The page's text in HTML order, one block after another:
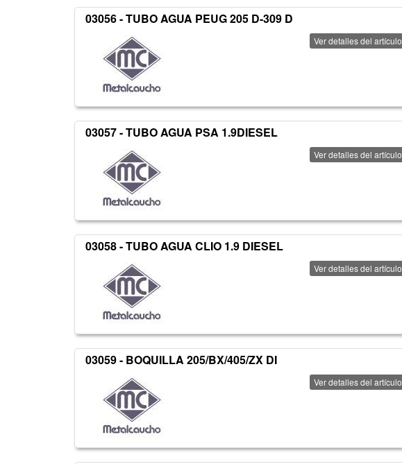
03056 - TUBO AGUA PEUG 205 D-309 D
Ver detalles del artículo
03057 - TUBO AGUA PSA 1.9DIESEL
Ver detalles del artículo
03058 - TUBO AGUA CLIO 1.9 DIESEL
Ver detalles del artículo
03059 - BOQUILLA 205/BX/405/ZX DI
Ver detalles del artículo